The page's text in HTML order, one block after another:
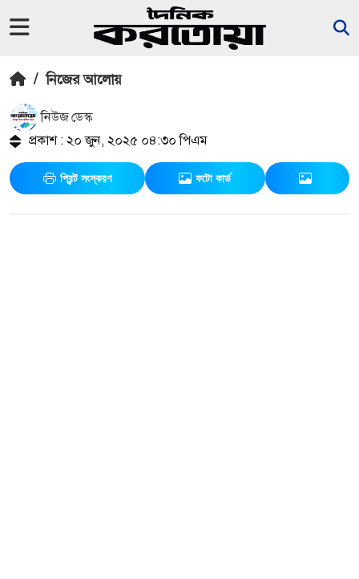
/ নিজের আলোয়
নিউজ ডেস্ক
প্রকাশ : ২০ জুন, ২০২৫ ০৪:৩০ পিএম
প্রিন্ট সংস্করণ ফটো কার্ড